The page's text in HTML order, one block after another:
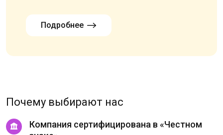
Подробнее
Почему выбирают нас
Компания сертифицирована в «Честном